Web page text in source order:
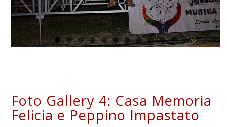
Foto Gallery 4: Casa Memoria
Felicia e Peppino Impastato